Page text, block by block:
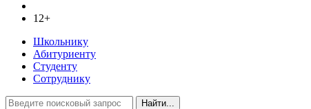
12+
Школьнику
Абитуриенту
Студенту
Сотруднику
Найти...